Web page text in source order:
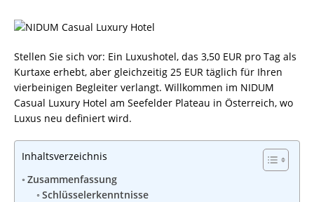
Stellen Sie sich vor: Ein Luxushotel, das 3,50 EUR pro Tag als
Kurtaxe erhebt, aber gleichzeitig 25 EUR täglich für Ihren
vierbeinigen Begleiter verlangt. Willkommen im NIDUM
Casual Luxury Hotel am Seefelder Plateau in Österreich, wo
Luxus neu definiert wird.
Inhaltsverzeichnis
Zusammenfassung
Schlüsselerkenntnisse